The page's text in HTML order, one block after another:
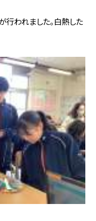
行われました。白熱した